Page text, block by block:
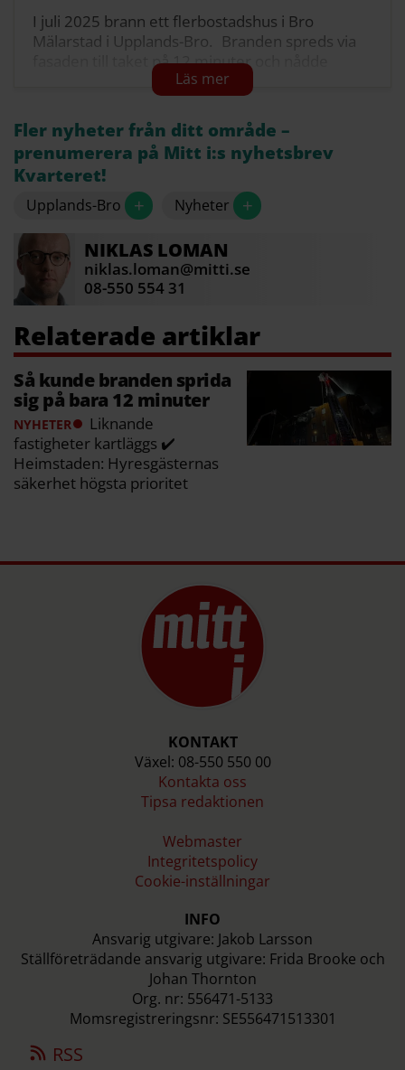
I juli 2025 brann ett flerbostadshus i Bro
Mälarstad i Upplands-Bro. Branden spreds via
fasaden till taket på 12 minuter och nådde
vinden inom en timme. Ingen person
skadades. En oberoende utredning visar att
kombinationen av träfasad och balkongplattor
med träkärna möjliggjorde den snabba
spridningen. Konstruktionen var godkänd i
delar, men inte testad tillsammans.
Kommunen ska nu granska liknande byggnader.
Fastighetsägaren Heimstaden ser över
rapportens slutsatser.
Källa: Mitt i
Fler nyheter från ditt område –
prenumerera på Mitt i:s nyhetsbrev
Kvarteret!
Upplands-Bro + Nyheter +
NIKLAS LOMAN
niklas.loman@mitti.se
08-550 554 31
Så kunde branden sprida
sig på bara 12 minuter
NYHETER
Liknande
fastigheter kartläggs ✔️
Heimstaden: Hyresgästernas
säkerhet högsta prioritet
KONTAKT
Växel: 08-550 550 00
Kontakta oss
Tipsa redaktionen
Webmaster
Integritetspolicy
Cookie-inställningar
INFO
Ansvarig utgivare: Jakob Larsson
Ställföreträdande ansvarig utgivare: Frida Brooke och
Johan Thornton
Org. nr: 556471-5133
Momsregistreringsnr: SE556471513301
RSS